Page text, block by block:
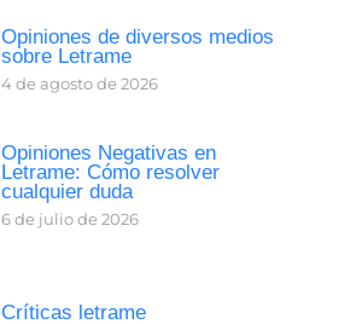
Opiniones de diversos medios
sobre Letrame
4 de agosto de 2026
Opiniones Negativas en
Letrame: Cómo resolver
cualquier duda
6 de julio de 2026
Críticas letrame